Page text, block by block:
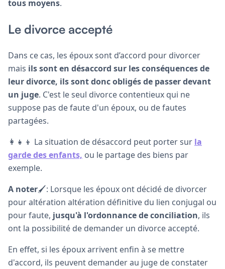
tous moyens.
Le divorce accepté
Dans ce cas, les époux sont d’accord pour divorcer
mais ils sont en désaccord sur les conséquences de
leur divorce, ils sont donc obligés de passer devant
un juge. C'est le seul divorce contentieux qui ne
suppose pas de faute d'un époux, ou de fautes
partagées.
👩‍👧‍👦 La situation de désaccord peut porter sur la
garde des enfants, ou le partage des biens par
exemple.
A noter🖌: Lorsque les époux ont décidé de divorcer
pour altération altération définitive du lien conjugal ou
pour faute, jusqu'à l'ordonnance de conciliation, ils
ont la possibilité de demander un divorce accepté.
En effet, si les époux arrivent enfin à se mettre
d'accord, ils peuvent demander au juge de constater